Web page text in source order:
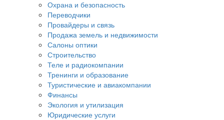
Охрана и безопасность
Переводчики
Провайдеры и связь
Продажа земель и недвижимости
Салоны оптики
Строительство
Теле и радиокомпании
Тренинги и образование
Туристические и авиакомпании
Финансы
Экология и утилизация
Юридические услуги